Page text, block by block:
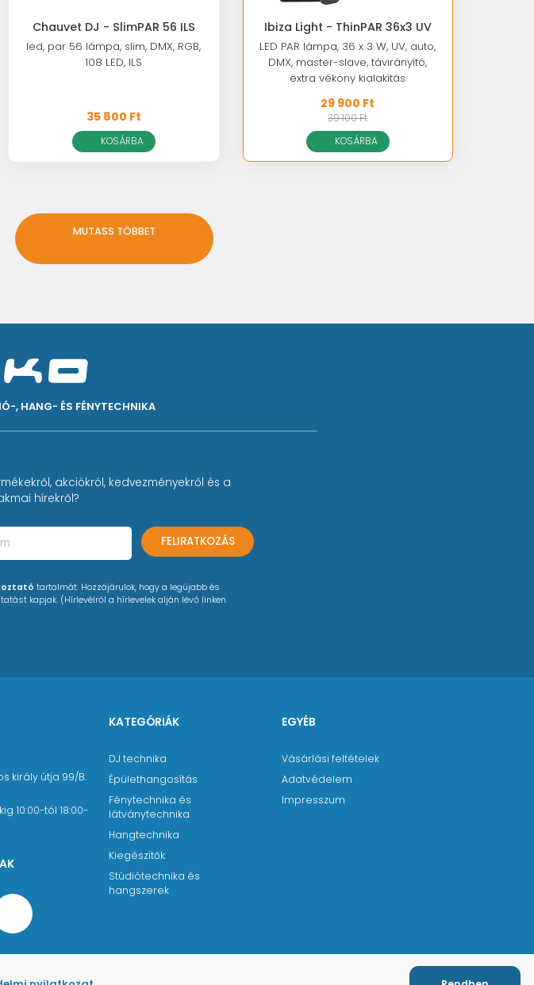
Chauvet DJ - SlimPAR 56 ILS
led, par 56 lámpa, slim, DMX, RGB,
108 LED, ILS
35 800 Ft
KOSÁRBA
Ibiza Light - ThinPAR 36x3 UV
LED PAR lámpa, 36 x 3 W, UV, auto,
DMX, master-slave, távirányító,
extra vékony kialakítás
29 900 Ft
39 100 Ft
KOSÁRBA
MUTASS TÖBBET
, HANG- ÉS FÉNYTECHNIKA
akciókról, kedvezményekről és a
hírekről?
FELIRATKOZÁS
tartalmát. Hozzájárulok, hogy a legújabb és
kapjak. (Hírlevélről a hírlevelek alján lévő linken
király útja 99/B.
10:00-tól 18:00-
KATEGÓRIÁK
DJ technika
Épülethangosítás
Fénytechnika és
látványtechnika
Hangtechnika
Kiegészítők
Stúdiótechnika és
hangszerek
EGYÉB
Vásárlási feltételek
Adatvédelem
Impresszum